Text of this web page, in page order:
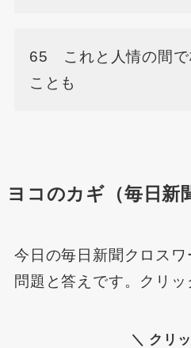
65 これと人情の間で
ことも
ヨコのカギ（毎日新
今日の毎日新聞クロス
問題と答えです。クリッ
＼ クリ